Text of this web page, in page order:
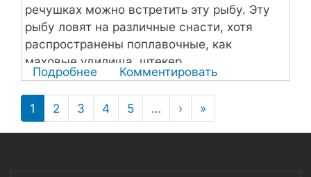
речушках можно встретить эту рыбу. Эту
рыбу ловят на различные снасти, хотя
распространены поплавочные, как
маховые удилища, штекер.
Подробнее
для
язя
Комментировать
Нумерация
страниц
1 2 3 4 5 … › Следующая
страница
»
страница